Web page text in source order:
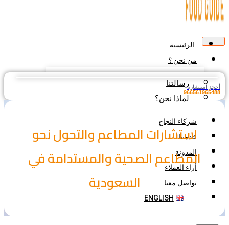
الرئيسية
من نحن ؟
رسالتنا
لماذا نحن؟
شركاء النجاح
خدمتنا
المدونة
أراء العملاء
تواصل معنا
ENGLISH
أحجز استشارة
966561965488
استشارات المطاعم والتحول نحو
المطاعم الصحية والمستدامة في
السعودية